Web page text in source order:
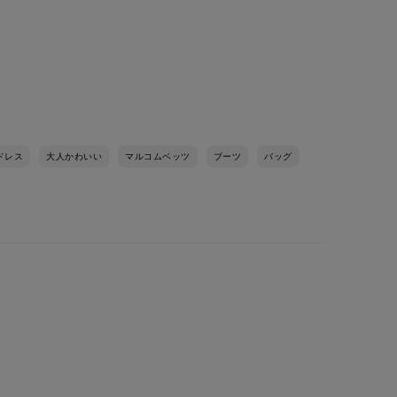
レス 大人かわいい マルコムベッツ ブーツ バッグ